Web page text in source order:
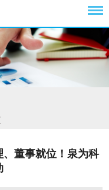
董事就位！泉为科